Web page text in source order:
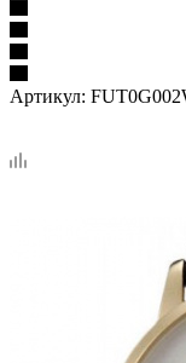
Артикул: